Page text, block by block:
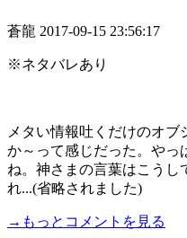
蒼龍 2017-09-15 23:56:17
※ネタバレあり
メタい情報吐くだけのオブ
か～って感じだった。やっ
ね。神さまの言葉はこうし
れ...(省略されました)
→もっとコメントを見る